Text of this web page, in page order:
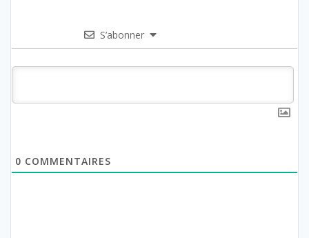
S’abonner
0 COMMENTAIRES